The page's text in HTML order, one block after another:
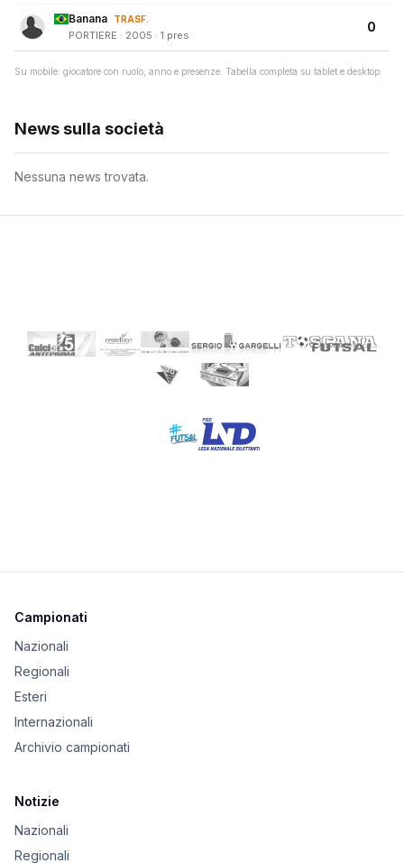
Banana TRASF.
PORTIERE · 2005 · 1 pres
0
Su mobile: giocatore con ruolo, anno e presenze. Tabella completa su tablet e desktop.
News sulla società
Nessuna news trovata.
Campionati
Nazionali
Regionali
Esteri
Internazionali
Archivio campionati
Notizie
Nazionali
Regionali